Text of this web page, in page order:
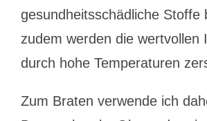
gesundheitsschädliche Stoffe
zudem werden die wertvollen
durch hohe Temperaturen
Zum Braten verwende ich